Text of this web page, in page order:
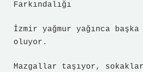
Farkındalığı
İzmir yağmur yağınca
oluyor.
Mazgallar taşıyor,